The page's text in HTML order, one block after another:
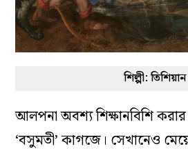
শিল্পী: তিশিয়ান
আলপনা অবশ্য শিক্ষানবিশি
‘বসুমতী’ কাগজে। সেখানেও